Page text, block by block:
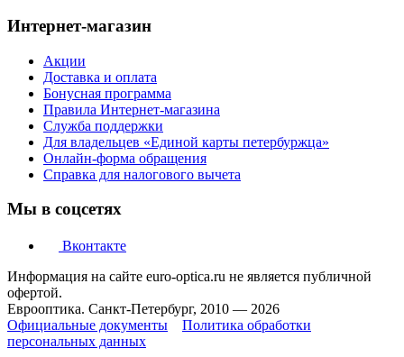
Интернет-магазин
Акции
Доставка и оплата
Бонусная программа
Правила Интернет-магазина
Служба поддержки
Для владельцев «Единой карты петербуржца»
Онлайн-форма обращения
Справка для налогового вычета
Мы в соцсетях
Вконтакте
Информация на сайте euro-optica.ru не является публичной
офертой.
Еврооптика. Санкт-Петербург, 2010 — 2026
Официальные документы
Политика обработки
персональных данных